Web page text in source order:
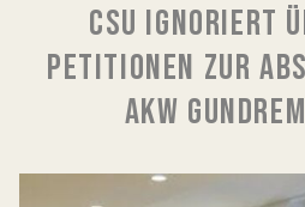
CSU IGNORIERT
PETITIONEN ZUR
AKW